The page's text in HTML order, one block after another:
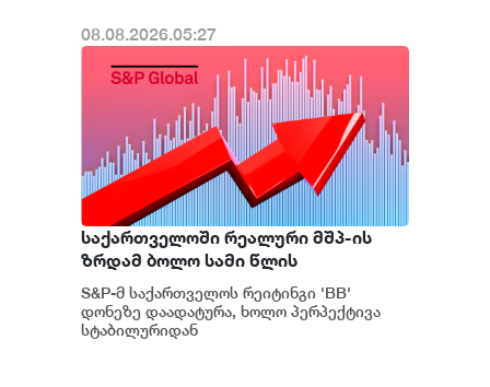
08.08.2026.05:27
საქართველოში რეალური მშპ-ის
ზრდამ ბოლო სამი წლის
განმავლობაში საშუალოდ 8.3%
შეადგინა, რაც მსოფლიოში ერთ-
ერთი ყველაზე მაღალი
S&P-მ საქართველოს რეიტინგი 'BB'
დონეზე დაადატურა, ხოლო პერპექტივა
სტაბილურიდან